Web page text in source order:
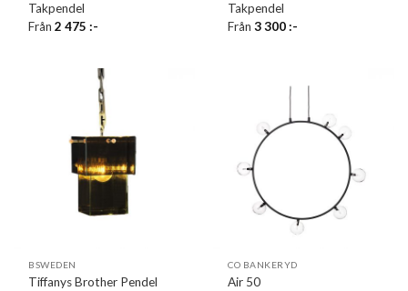
Takpendel
Från2 475:-
Takpendel
Från3 300:-
BSWEDEN
Tiffanys Brother Pendel
CO BANKERYD
Air 50